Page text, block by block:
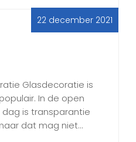
22 december 2021
Glasdecoratie is
In de open
is transparantie
dat mag niet…